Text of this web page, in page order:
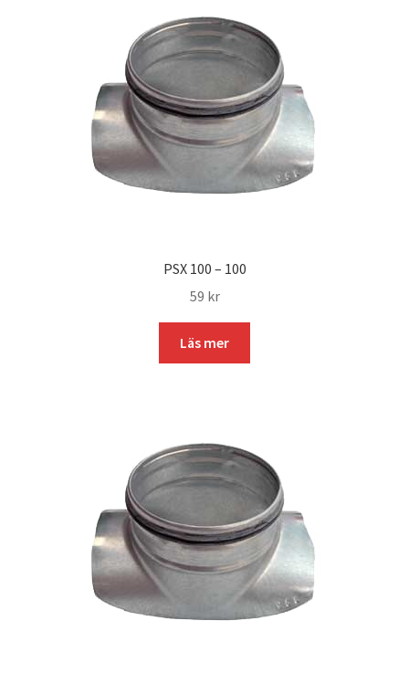
PSX 100 – 100
59 kr
Läs mer